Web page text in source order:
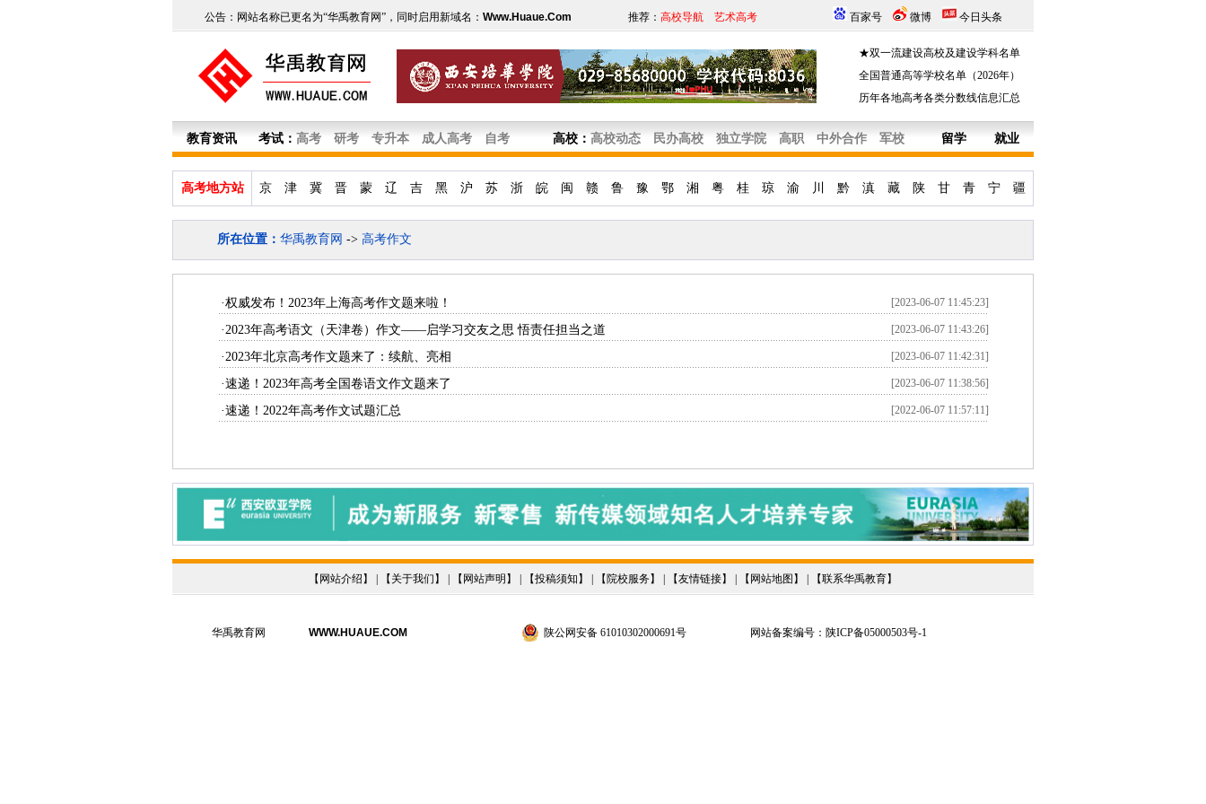
公告：网站名称已更名为“华禹教育网”，同时启用新域名： Www.Huaue.Com 推荐： 高校导航 艺术高考 百家号 微博 今日头条
★双一流建设高校及建设学科名单
全国普通高等学校名单（2026年）
历年各地高考各类分数线信息汇总
教育资讯 考试： 高考 研考 专升本 成人高考 自考 高校： 高校动态 民办高校 独立学院 高职 中外合作 军校 留学 就业
高考地方站 京 津 冀 晋 蒙 辽 吉 黑 沪 苏 浙 皖 闽 赣 鲁 豫 鄂 湘 粤 桂 琼 渝 川 黔 滇 藏 陕 甘 青 宁 疆
所在位置： 华禹教育网 -> 高考作文
·权威发布！2023年上海高考作文题来啦！ [2023-06-07 11:45:23]
·2023年高考语文（天津卷）作文——启学习交友之思 悟责任担当之道 [2023-06-07 11:43:26]
·2023年北京高考作文题来了：续航、亮相 [2023-06-07 11:42:31]
·速递！2023年高考全国卷语文作文题来了 [2023-06-07 11:38:56]
·速递！2022年高考作文试题汇总 [2022-06-07 11:57:11]
【 网站介绍 】 | 【 关于我们 】 | 【 网站声明 】 | 【投稿须知 】 | 【 院校服务】 | 【友情链接】 | 【 网站地图 】 | 【联系华禹教育】
华禹教育网 WWW.HUAUE.COM 陕公网安备 61010302000691号 网站备案编号：陕ICP备05000503号-1